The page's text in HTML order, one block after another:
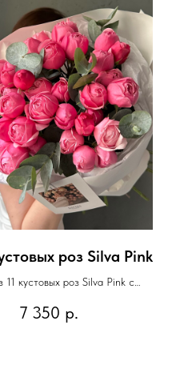
роз Silva Pink
11 кустовых роз Silva Pink с
7 350 р.